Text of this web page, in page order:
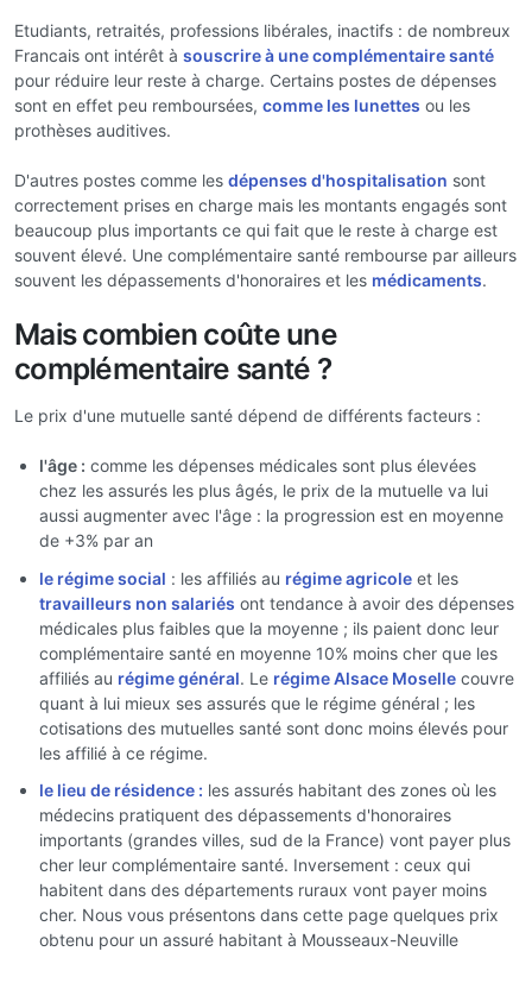
Etudiants, retraités, professions libérales, inactifs : de nombreux
Francais ont intérêt à souscrire à une complémentaire santé
pour réduire leur reste à charge. Certains postes de dépenses
sont en effet peu remboursées, comme les lunettes ou les
prothèses auditives.
D'autres postes comme les dépenses d'hospitalisation sont
correctement prises en charge mais les montants engagés sont
beaucoup plus importants ce qui fait que le reste à charge est
souvent élevé. Une complémentaire santé rembourse par ailleurs
souvent les dépassements d'honoraires et les médicaments.
Mais combien coûte une
complémentaire santé ?
Le prix d'une mutuelle santé dépend de différents facteurs :
l'âge : comme les dépenses médicales sont plus élevées
chez les assurés les plus âgés, le prix de la mutuelle va lui
aussi augmenter avec l'âge : la progression est en moyenne
de +3% par an
le régime social : les affiliés au régime agricole et les
travailleurs non salariés ont tendance à avoir des dépenses
médicales plus faibles que la moyenne ; ils paient donc leur
complémentaire santé en moyenne 10% moins cher que les
affiliés au régime général. Le régime Alsace Moselle couvre
quant à lui mieux ses assurés que le régime général ; les
cotisations des mutuelles santé sont donc moins élevés pour
les affilié à ce régime.
le lieu de résidence : les assurés habitant des zones où les
médecins pratiquent des dépassements d'honoraires
importants (grandes villes, sud de la France) vont payer plus
cher leur complémentaire santé. Inversement : ceux qui
habitent dans des départements ruraux vont payer moins
cher. Nous vous présentons dans cette page quelques prix
obtenu pour un assuré habitant à Mousseaux-Neuville